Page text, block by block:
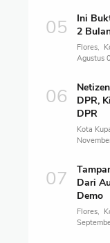
Ini
2
Flores
Agustus
DPR,
DPR
Kota
Dari
Demo
Flores